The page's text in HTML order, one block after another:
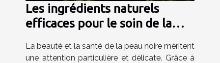
Les ingrédients naturels
efficaces pour le soin de la
La beauté et la santé de la peau noire méritent
une attention particulière et délicate. Grâce à